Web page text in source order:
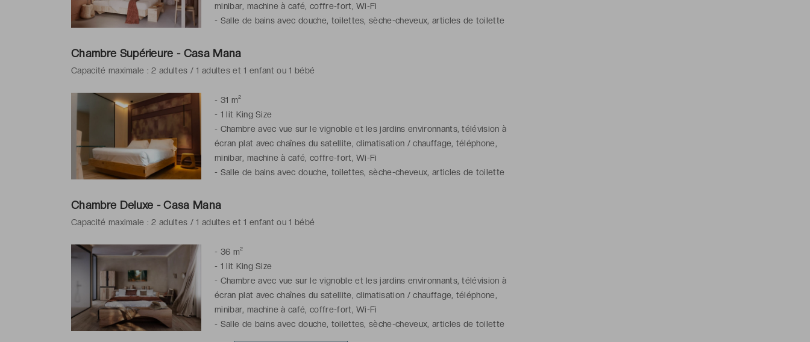
minibar, machine à café, coffre-fort, Wi-Fi
- Salle de bains avec douche, toilettes, sèche-cheveux, articles de toilette
Chambre Supérieure - Casa Mana
Capacité maximale : 2 adultes / 1 adultes et 1 enfant ou 1 bébé
- 31 m²
- 1 lit King Size
- Chambre avec vue sur le vignoble et les jardins environnants, télévision à
écran plat avec chaînes du satellite, climatisation / chauffage, téléphone,
minibar, machine à café, coffre-fort, Wi-Fi
- Salle de bains avec douche, toilettes, sèche-cheveux, articles de toilette
Chambre Deluxe - Casa Mana
Capacité maximale : 2 adultes / 1 adultes et 1 enfant ou 1 bébé
- 36 m²
- 1 lit King Size
- Chambre avec vue sur le vignoble et les jardins environnants, télévision à
écran plat avec chaînes du satellite, climatisation / chauffage, téléphone,
minibar, machine à café, coffre-fort, Wi-Fi
- Salle de bains avec douche, toilettes, sèche-cheveux, articles de toilette